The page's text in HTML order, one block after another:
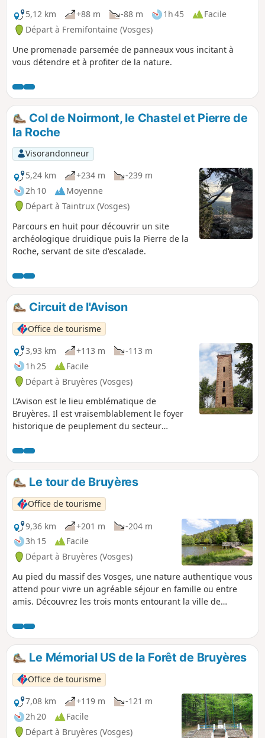
5,12 km +88 m -88 m 1h 45
Facile
Départ à Fremifontaine (Vosges)
Une promenade parsemée de panneaux vous incitant à
vous détendre et à profiter de la nature.
Col de Noirmont, le Chastel et Pierre de
la Roche
Visorandonneur
5,24 km
+234 m
-239 m
2h 10
Moyenne
Départ à Taintrux (Vosges)
Parcours en huit pour découvrir un site
archéologique druidique puis la Pierre de la
Roche, servant de site d'escalade.
Circuit de l'Avison
Office de tourisme
3,93 km
+113 m
-113 m
1h 25
Facile
Départ à Bruyères (Vosges)
L’Avison est le lieu emblématique de
Bruyères. Il est vraisemblablement le foyer
historique de peuplement du secteur
du IVe siècle. C’est également un lieu de
promenade privilégié des Bruyèrois. Un
point de vue à 360° vous attend du haut du
mirador. Découvrez les vallées
environnantes et les principaux sommets
des Vosges.
Le tour de Bruyères
Office de tourisme
9,36 km
+201 m
-204 m
3h 15
Facile
Départ à Bruyères (Vosges)
Au pied du massif des Vosges, une nature authentique vous
attend pour vivre un agréable séjour en famille ou entre
amis. Découvrez les trois monts entourant la ville de
Le Mémorial US de la Forêt de Bruyères
Office de tourisme
7,08 km
+119 m
-121 m
2h 20
Facile
Départ à Bruyères (Vosges)